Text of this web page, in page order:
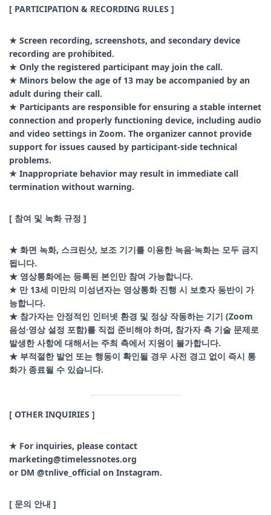
[ PARTICIPATION & RECORDING RULES ]
★ Screen recording, screenshots, and secondary device
recording are prohibited.
★ Only the registered participant may join the call.
★ Minors below the age of 13 may be accompanied by an
adult during their call.
★ Participants are responsible for ensuring a stable internet
connection and properly functioning device, including audio
and video settings in Zoom. The organizer cannot provide
support for issues caused by participant-side technical
problems.
★ Inappropriate behavior may result in immediate call
termination without warning.
[ 참여 및 녹화 규정 ]
★ 화면 녹화, 스크린샷, 보조 기기를 이용한 녹음·녹화는 모두 금지
됩니다.
★ 영상통화에는 등록된 본인만 참여 가능합니다.
★ 만 13세 미만의 미성년자는 영상통화 진행 시 보호자 동반이 가
능합니다.
★ 참가자는 안정적인 인터넷 환경 및 정상 작동하는 기기 (Zoom
음성·영상 설정 포함)를 직접 준비해야 하며, 참가자 측 기술 문제로
발생한 사항에 대해서는 주최 측에서 지원이 불가합니다.
★ 부적절한 발언 또는 행동이 확인될 경우 사전 경고 없이 즉시 통
화가 종료될 수 있습니다.
[ OTHER INQUIRIES ]
★ For inquiries, please contact
marketing@timelessnotes.org
or DM @tnlive_official on Instagram.
[ 문의 안내 ]